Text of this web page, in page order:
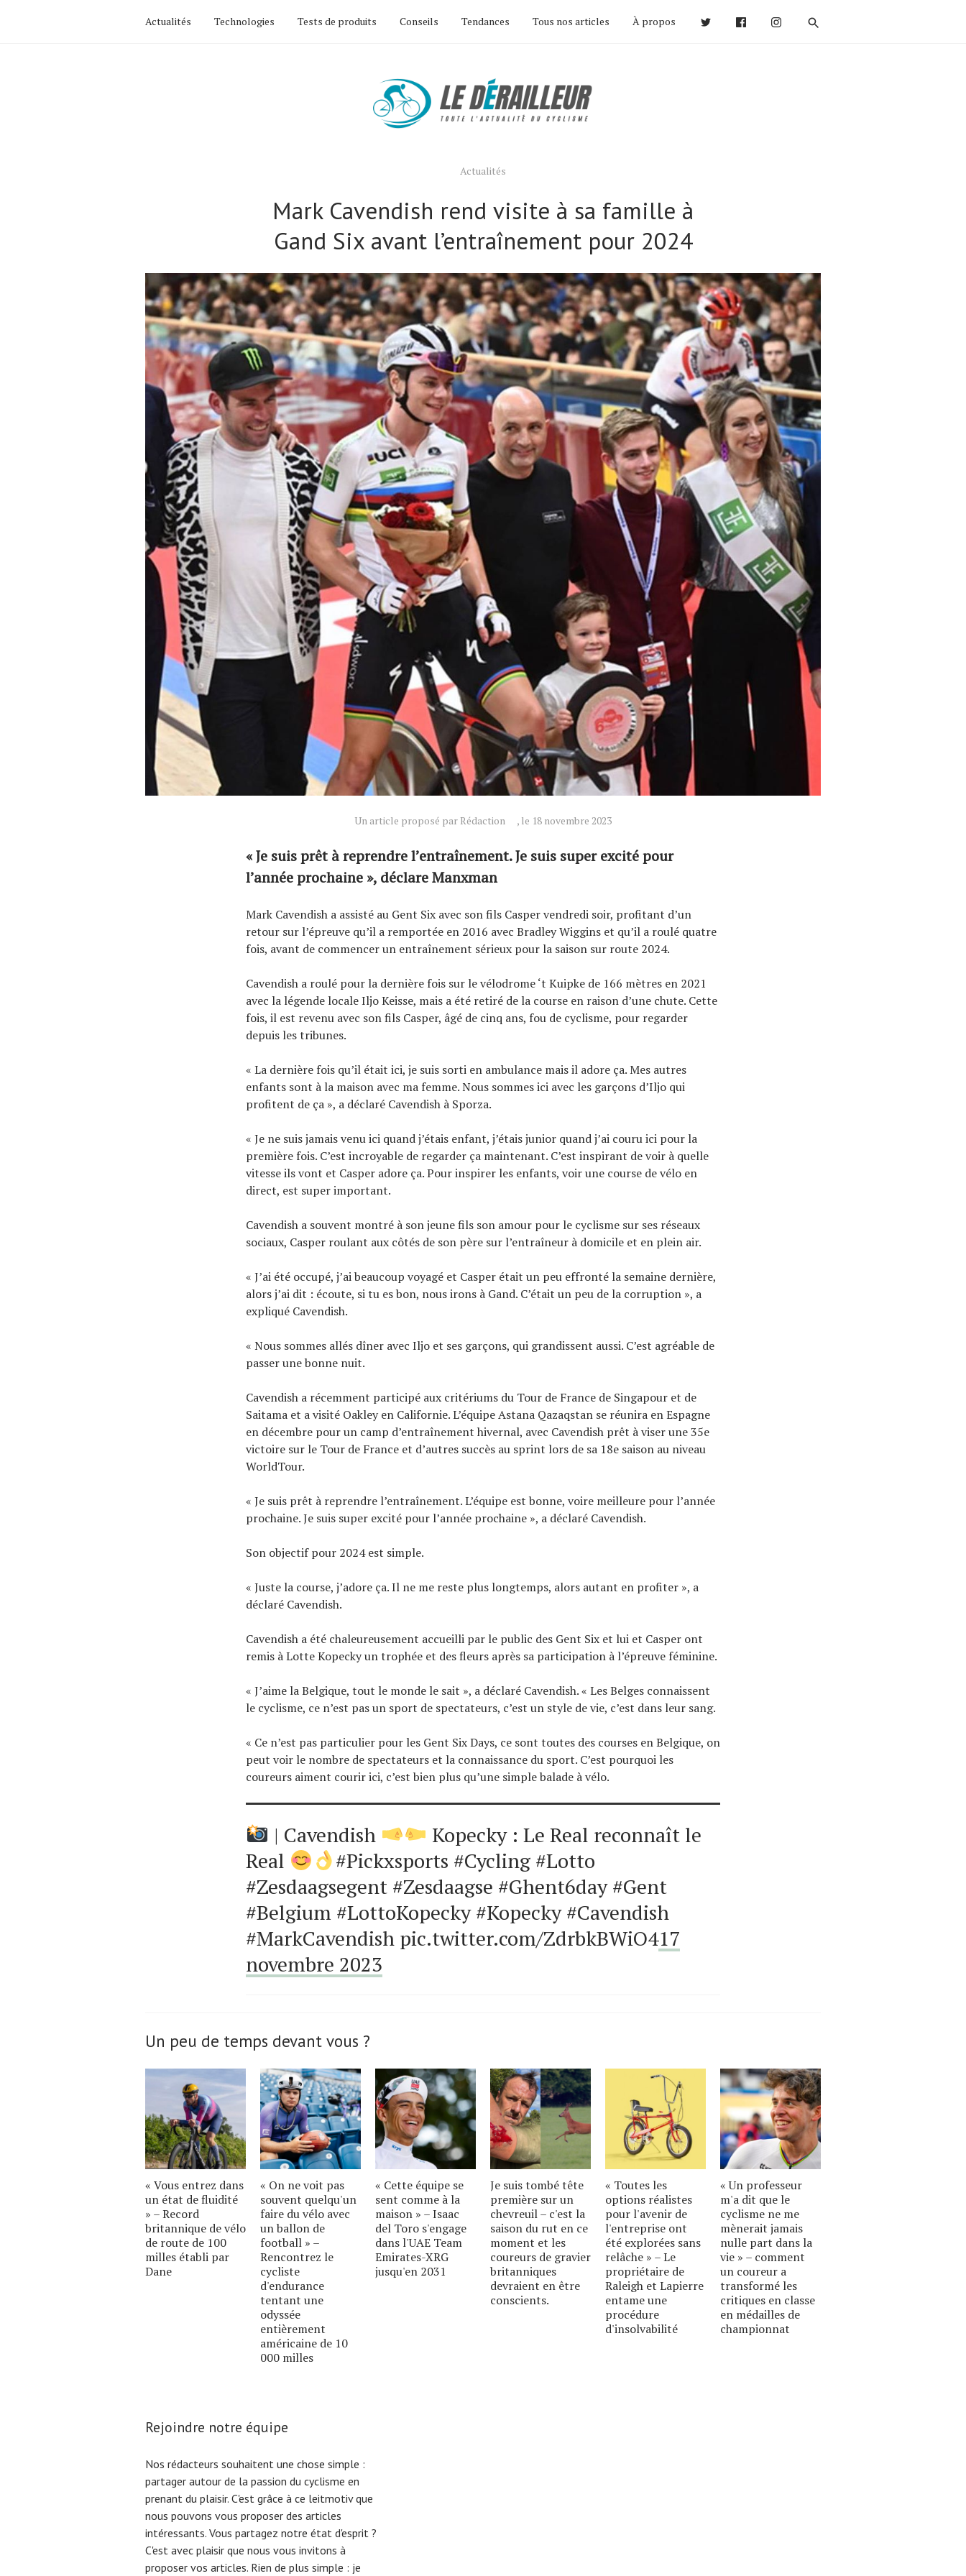
Actualités Technologies Tests de produits Conseils Tendances Tous nos articles À propos
Actualités
Mark Cavendish rend visite à sa famille à
Gand Six avant l’entraînement pour 2024
Un article proposé par Rédaction , le 18 novembre 2023
« Je suis prêt à reprendre l’entraînement. Je suis super excité pour
l’année prochaine », déclare Manxman
Mark Cavendish a assisté au Gent Six avec son fils Casper vendredi soir, profitant d’un
retour sur l’épreuve qu’il a remportée en 2016 avec Bradley Wiggins et qu’il a roulé quatre
fois, avant de commencer un entraînement sérieux pour la saison sur route 2024.
Cavendish a roulé pour la dernière fois sur le vélodrome ‘t Kuipke de 166 mètres en 2021
avec la légende locale Iljo Keisse, mais a été retiré de la course en raison d’une chute. Cette
fois, il est revenu avec son fils Casper, âgé de cinq ans, fou de cyclisme, pour regarder
depuis les tribunes.
« La dernière fois qu’il était ici, je suis sorti en ambulance mais il adore ça. Mes autres
enfants sont à la maison avec ma femme. Nous sommes ici avec les garçons d’Iljo qui
profitent de ça », a déclaré Cavendish à Sporza.
« Je ne suis jamais venu ici quand j’étais enfant, j’étais junior quand j’ai couru ici pour la
première fois. C’est incroyable de regarder ça maintenant. C’est inspirant de voir à quelle
vitesse ils vont et Casper adore ça. Pour inspirer les enfants, voir une course de vélo en
direct, est super important.
Cavendish a souvent montré à son jeune fils son amour pour le cyclisme sur ses réseaux
sociaux, Casper roulant aux côtés de son père sur l’entraîneur à domicile et en plein air.
« J’ai été occupé, j’ai beaucoup voyagé et Casper était un peu effronté la semaine dernière,
alors j’ai dit : écoute, si tu es bon, nous irons à Gand. C’était un peu de la corruption », a
expliqué Cavendish.
« Nous sommes allés dîner avec Iljo et ses garçons, qui grandissent aussi. C’est agréable de
passer une bonne nuit.
Cavendish a récemment participé aux critériums du Tour de France de Singapour et de
Saitama et a visité Oakley en Californie. L’équipe Astana Qazaqstan se réunira en Espagne
en décembre pour un camp d’entraînement hivernal, avec Cavendish prêt à viser une 35e
victoire sur le Tour de France et d’autres succès au sprint lors de sa 18e saison au niveau
WorldTour.
« Je suis prêt à reprendre l’entraînement. L’équipe est bonne, voire meilleure pour l’année
prochaine. Je suis super excité pour l’année prochaine », a déclaré Cavendish.
Son objectif pour 2024 est simple.
« Juste la course, j’adore ça. Il ne me reste plus longtemps, alors autant en profiter », a
déclaré Cavendish.
Cavendish a été chaleureusement accueilli par le public des Gent Six et lui et Casper ont
remis à Lotte Kopecky un trophée et des fleurs après sa participation à l’épreuve féminine.
« J’aime la Belgique, tout le monde le sait », a déclaré Cavendish. « Les Belges connaissent
le cyclisme, ce n’est pas un sport de spectateurs, c’est un style de vie, c’est dans leur sang.
« Ce n’est pas particulier pour les Gent Six Days, ce sont toutes des courses en Belgique, on
peut voir le nombre de spectateurs et la connaissance du sport. C’est pourquoi les
coureurs aiment courir ici, c’est bien plus qu’une simple balade à vélo.
| Cavendish
Kopecky : Le Real reconnaît le
Real
#Pickxsports #Cycling #Lotto
#Zesdaagsegent #Zesdaagse #Ghent6day #Gent
#Belgium #LottoKopecky #Kopecky #Cavendish
#MarkCavendish pic.twitter.com/ZdrbkBWiO417
novembre 2023
Un peu de temps devant vous ?
« Vous entrez dans
un état de fluidité
» – Record
britannique de vélo
de route de 100
milles établi par
Dane
« On ne voit pas
souvent quelqu'un
faire du vélo avec
un ballon de
football » –
Rencontrez le
cycliste
d'endurance
tentant une
odyssée
entièrement
américaine de 10
000 milles
« Cette équipe se
sent comme à la
maison » – Isaac
del Toro s'engage
dans l'UAE Team
Emirates-XRG
jusqu'en 2031
Je suis tombé tête
première sur un
chevreuil – c'est la
saison du rut en ce
moment et les
coureurs de gravier
britanniques
devraient en être
conscients.
« Toutes les
options réalistes
pour l'avenir de
l'entreprise ont
été explorées sans
relâche » – Le
propriétaire de
Raleigh et Lapierre
entame une
procédure
d'insolvabilité
« Un professeur
m'a dit que le
cyclisme ne me
mènerait jamais
nulle part dans la
vie » – comment
un coureur a
transformé les
critiques en classe
en médailles de
championnat
Rejoindre notre équipe
Nos rédacteurs souhaitent une chose simple :
partager autour de la passion du cyclisme en
prenant du plaisir. C'est grâce à ce leitmotiv que
nous pouvons vous proposer des articles
intéressants. Vous partagez notre état d'esprit ?
C'est avec plaisir que nous vous invitons à
proposer vos articles. Rien de plus simple : je